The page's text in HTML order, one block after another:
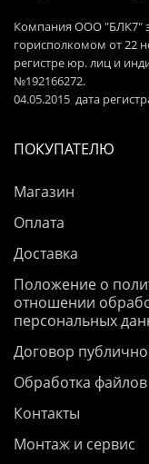
Компания ООО "БЛК7"
горисполкомом от 22
регистре юр. лиц и
№192166272.
04.05.2015 дата
ПОКУПАТЕЛЮ
Магазин
Оплата
Доставка
Положение о
отношении
персональных
Договор
Обработка
Контакты
Монтаж и сервис